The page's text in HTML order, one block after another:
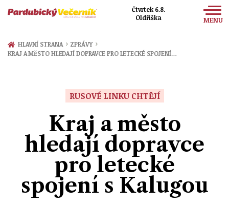
Čtvrtek 6.8.
Oldřiška
MENU
Zprávy
HLAVNÍ STRANA › ZPRÁVY ›
KRAJ A MĚSTO HLEDAJÍ DOPRAVCE PRO LETECKÉ SPOJENÍ…
RUSOVÉ LINKU CHTĚJÍ
Kraj a město
hledají dopravce
pro letecké
spojení s Kalugou